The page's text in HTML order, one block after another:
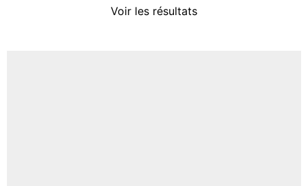
Voir les résultats